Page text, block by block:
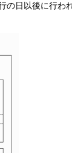
日以後に行わ